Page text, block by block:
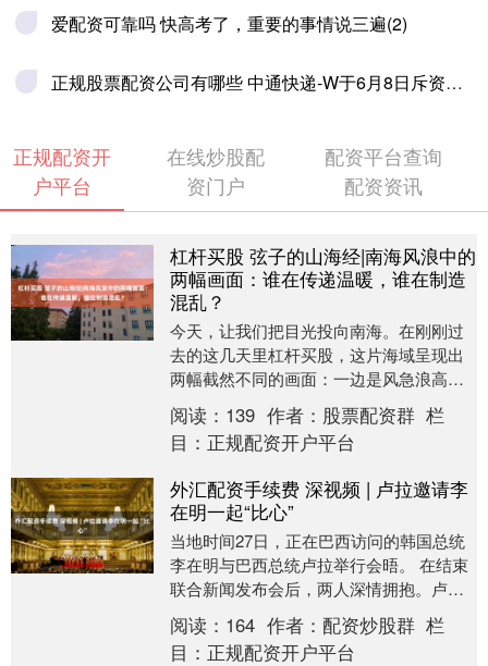
爱配资可靠吗 快高考了，重要的事情说三遍(2)
正规股票配资公司有哪些 中通快递-W于6月8日斥资约499.55万美元回购22.50万股
正规配资开
户平台
在线炒股配
资门户
配资平台查询
配资资讯
杠杆买股 弦子的山海经|南海风浪中的
两幅画面：谁在传递温暖，谁在制造
混乱？
今天，让我们把目光投向南海。在刚刚过
去的这几天里杠杆买股，这片海域呈现出
两幅截然不同的画面：一边是风急浪高中
对生命的无畏救援，另一边却是颠倒黑白
的“碰瓷”闹剧。....
阅读： 139 作者： 股票配资群 栏
目： 正规配资开户平台
外汇配资手续费 深视频 | 卢拉邀请李
在明一起“比心”
当地时间27日，正在巴西访问的韩国总统
李在明与巴西总统卢拉举行会晤。 在结束
联合新闻发布会后，两人深情拥抱。卢拉
突然拉住李在明，示意两人一起摆出“比心”
姿势合影....
阅读： 164 作者： 配资炒股群 栏
目： 正规配资开户平台